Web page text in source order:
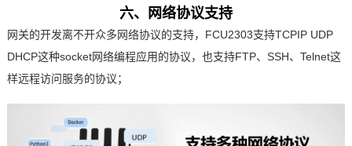
六、网络协议支持
网关的开发离不开众多网络协议的支持，FCU2303支持TCPIP UDP
DHCP这种socket网络编程应用的协议，也支持FTP、SSH、Telnet这
样远程访问服务的协议；